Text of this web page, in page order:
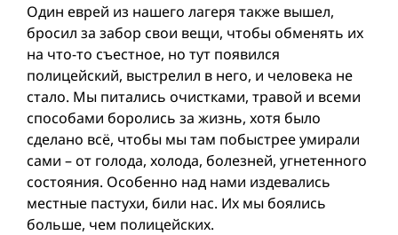
Один еврей из нашего лагеря также вышел,
бросил за забор свои вещи, чтобы обменять их
на что-то съестное, но тут появился
полицейский, выстрелил в него, и человека не
стало. Мы питались очистками, травой и всеми
способами боролись за жизнь, хотя было
сделано всё, чтобы мы там побыстрее умирали
сами – от голода, холода, болезней, угнетенного
состояния. Особенно над нами издевались
местные пастухи, били нас. Их мы боялись
больше, чем полицейских.